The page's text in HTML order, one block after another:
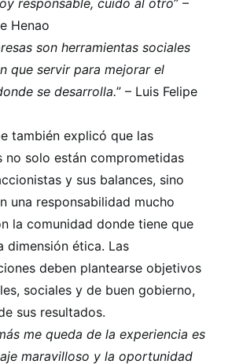
Henao
son herramientas sociales
que servir para mejorar el
se desarrolla.” – Luis Felipe
también explicó que las
no solo están comprometidas
y sus balances, sino
una responsabilidad mucho
la comunidad donde tiene que
dimensión ética. Las
deben plantearse objetivos
sociales y de buen gobierno,
sus resultados.
me queda de la experiencia es
maravilloso y la oportunidad